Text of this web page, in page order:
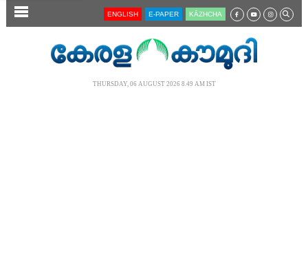
SECTIONS ENGLISH E-PAPER KĀZHCHA
THURSDAY, 06 AUGUST 2026 8.49 AM IST